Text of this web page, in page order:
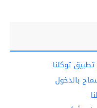
توكلنا
بالدخول